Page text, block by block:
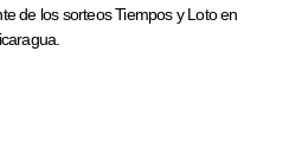
de los sorteos Tiempos y Loto en